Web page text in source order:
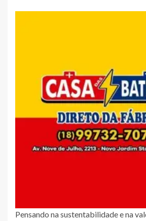
Pensando na sustentabilidade e na